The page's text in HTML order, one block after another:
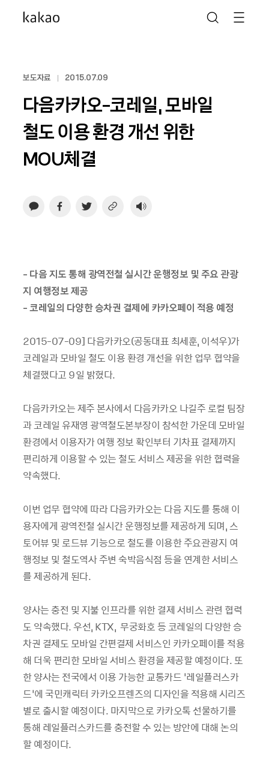
보도자료 2015.07.09
다음카카오-코레일, 모바일
철도 이용 환경 개선 위한
MOU체결
- 다음 지도 통해 광역전철 실시간 운행정보 및 주요 관광
지 여행정보 제공
-코레일의 다양한 승차권 결제에 카카오페이 적용 예정
2015-07-09] 다음카카오(공동대표 최세훈, 이석우)가
코레일과 모바일 철도 이용 환경 개선을 위한 업무 협약을
체결했다고 9일 밝혔다.
다음카카오는 제주 본사에서 다음카카오 나길주 로컬 팀장
과 코레일 유재영 광역철도본부장이 참석한 가운데 모바일
환경에서 이용자가 여행 정보 확인부터 기차표 결제까지
편리하게 이용할 수 있는 철도 서비스 제공을 위한 협력을
약속했다.
이번 업무 협약에 따라 다음카카오는 다음 지도를 통해 이
용자에게 광역전철 실시간 운행정보를 제공하게 되며,스
토어뷰 및 로드뷰 기능으로 철도를 이용한 주요관광지 여
행정보 및 철도역사 주변 숙박음식점 등을 연계한 서비스
를 제공하게 된다.
양사는 충전 및 지불 인프라를 위한 결제 서비스 관련 협력
도 약속했다.우선, KTX, 무궁화호 등 코레일의 다양한 승
차권 결제도 모바일 간편결제 서비스인 카카오페이를 적용
해 더욱 편리한 모바일 서비스 환경을 제공할 예정이다.또
한 양사는 전국에서 이용 가능한 교통카드 ‘레일플러스카
드’에 국민캐릭터 카카오프렌즈의 디자인을 적용해 시리즈
별로 출시할 예정이다. 마지막으로 카카오톡 선물하기를
통해 레일플러스카드를 충전할 수 있는 방안에 대해 논의
할 예정이다.